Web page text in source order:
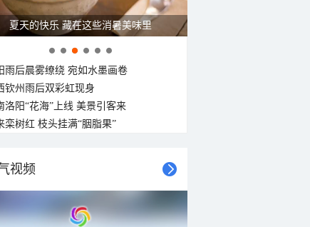
<3级 <3级 <3级 <3级 <3级
夏天的快乐 藏在这些消暑美味里
雨后晨雾缭绕 宛如水墨画卷
钦州雨后双彩虹现身
洛阳“花海”上线 美景引客来
栾树红 枝头挂满“胭脂果”
视频